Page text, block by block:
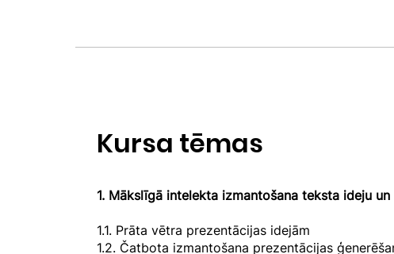
Kursa tēmas
1. Mākslīgā intelekta izmantošana teksta ideju un
1.1. Prāta vētra prezentācijas idejām
1.2. Čatbota izmantošana prezentācijas